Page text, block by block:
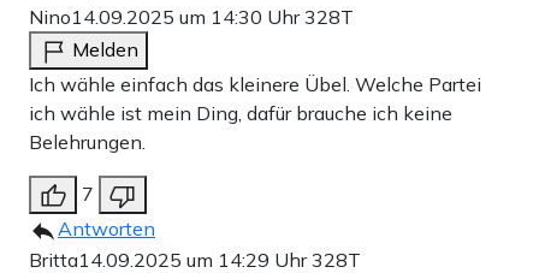
Nino14.09.2025 um 14:30 Uhr328T
Melden
Ich wähle einfach das kleinere Übel. Welche Partei
ich wähle ist mein Ding, dafür brauche ich keine
Belehrungen.
7
Antworten
Britta14.09.2025 um 14:29 Uhr328T